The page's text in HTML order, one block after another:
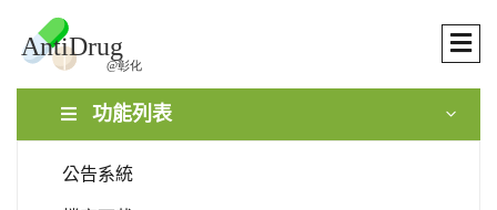
功能列表
公告系統